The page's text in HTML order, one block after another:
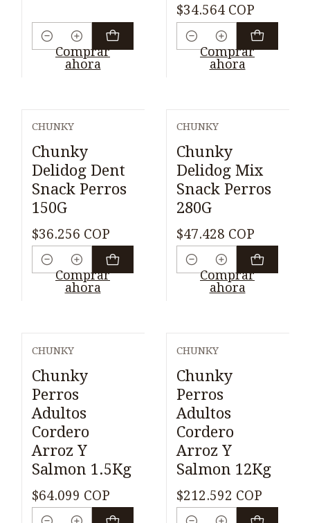
Cantidad
Comprar
ahora
$34.564 COP
Cantidad
Comprar
ahora
CHUNKY
Chunky
Delidog Dent
Snack Perros
150G
$36.256 COP
Cantidad
Comprar
ahora
CHUNKY
Chunky
Delidog Mix
Snack Perros
280G
$47.428 COP
Cantidad
Comprar
ahora
CHUNKY
Chunky
Perros
Adultos
Cordero
Arroz Y
Salmon 1.5Kg
$64.099 COP
CHUNKY
Chunky
Perros
Adultos
Cordero
Arroz Y
Salmon 12Kg
$212.592 COP